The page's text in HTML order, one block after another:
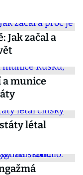
Jak začal a
a munice
létal